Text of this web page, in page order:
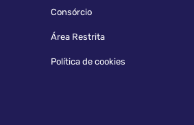
Consórcio
Área Restrita
Política de cookies